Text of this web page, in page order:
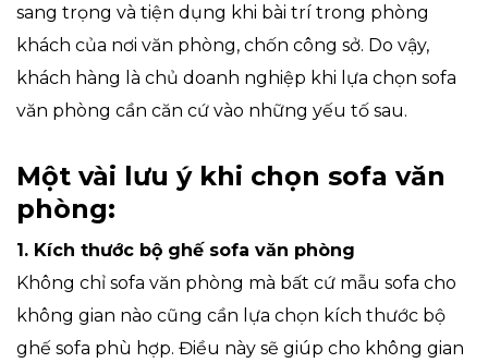
sang trọng và tiện dụng khi bài trí trong phòng
khách của nơi văn phòng, chốn công sở. Do vậy,
khách hàng là chủ doanh nghiệp khi lựa chọn sofa
văn phòng cần căn cứ vào những yếu tố sau.
Một vài lưu ý khi chọn sofa văn
phòng:
1. Kích thước bộ ghế sofa văn phòng
Không chỉ sofa văn phòng mà bất cứ mẫu sofa cho
không gian nào cũng cần lựa chọn kích thước bộ
ghế sofa phù hợp. Điều này sẽ giúp cho không gian